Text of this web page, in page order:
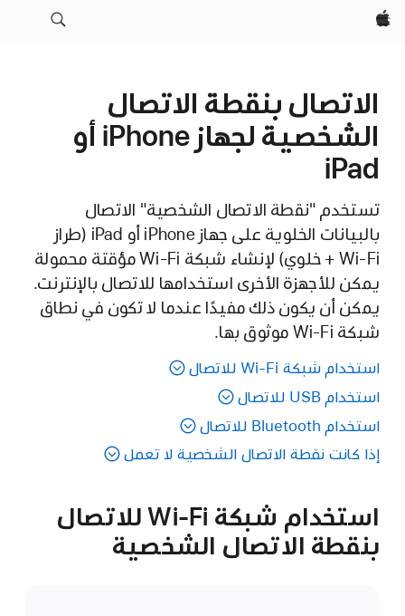
Apple‏
الاتصال بنقطة الاتصال
الشخصية لجهاز iPhone أو
iPad
تستخدم "نقطة الاتصال الشخصية" الاتصال
بالبيانات الخلوية على جهاز iPhone أو iPad (طراز
Wi-Fi + خلوي) لإنشاء شبكة Wi-Fi مؤقتة محمولة
يمكن للأجهزة الأخرى استخدامها للاتصال بالإنترنت.
يمكن أن يكون ذلك مفيدًا عندما لا تكون في نطاق
شبكة Wi-Fi موثوق بها.
استخدام شبكة Wi-Fi للاتصال
استخدام USB للاتصال
استخدام Bluetooth للاتصال
إذا كانت نقطة الاتصال الشخصية لا تعمل
استخدام شبكة Wi-Fi للاتصال
بنقطة الاتصال الشخصية